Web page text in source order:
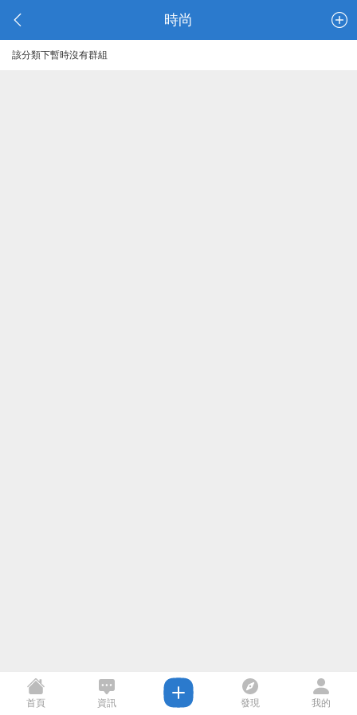
時尚
該分類下暫時沒有群組
首頁 資訊 發現 我的